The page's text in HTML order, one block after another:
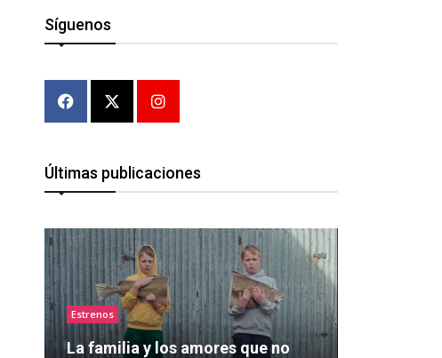
Síguenos
Últimas publicaciones
Estrenos
La familia y los amores que no